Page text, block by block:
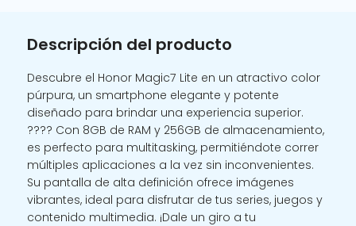
/
MAGIC7
LITE
8GB+256GB
PURPURA
cantidad
Descripción del producto
Descubre el Honor Magic7 Lite en un atractivo color
púrpura, un smartphone elegante y potente
diseñado para brindar una experiencia superior.
???? Con 8GB de RAM y 256GB de almacenamiento,
es perfecto para multitasking, permitiéndote correr
múltiples aplicaciones a la vez sin inconvenientes.
Su pantalla de alta definición ofrece imágenes
vibrantes, ideal para disfrutar de tus series, juegos y
contenido multimedia. ¡Dale un giro a tu